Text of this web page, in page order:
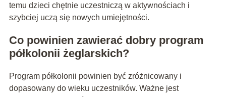
temu dzieci chętnie uczestniczą w aktywnościach i
szybciej uczą się nowych umiejętności.
Co powinien zawierać dobry program
półkolonii żeglarskich?
Program półkolonii powinien być zróżnicowany i
dopasowany do wieku uczestników. Ważne jest